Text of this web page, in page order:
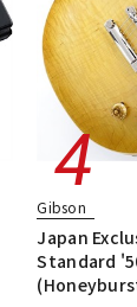
Gibson
Japan
Standard